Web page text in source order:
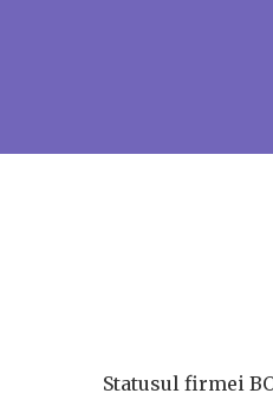
Statusul firmei